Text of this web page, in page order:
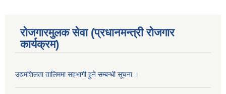
रोजगारमुलक सेवा (प्रधानमन्त्री रोजगार
कार्यक्रम)
उद्यमशिलता तालिममा सहभागी हुने सम्बन्धी सूचना ।